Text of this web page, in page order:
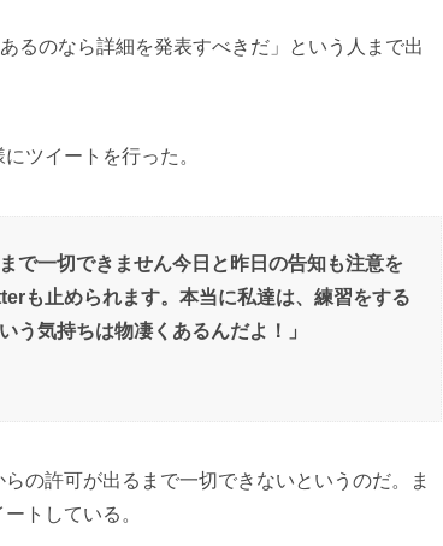
るのなら詳細を発表すべきだ」という人まで出
ツイートを行った。
で一切できません今日と昨日の告知も注意を
も止められます。本当に私達は、練習をする
う気持ちは物凄くあるんだよ！」
の許可が出るまで一切できないというのだ。ま
トしている。